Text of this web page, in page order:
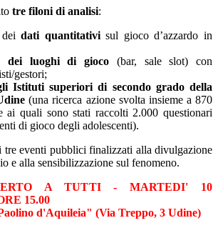
tre filoni di analisi:
deidati quantitativisul gioco d’azzardo in
dei luoghi di gioco (bar, sale slot) con
gestori;
Istituti superiori di secondo grado della
(una ricerca azione svolta insieme a 870
ai quali sono stati raccolti 2.000 questionari
di gioco degli adolescenti).
tre eventi pubblici finalizzati alla divulgazione
e alla sensibilizzazione sul fenomeno.
A TUTTI - MARTEDI' 10
15.00
d'Aquileia" (Via Treppo, 3 Udine)